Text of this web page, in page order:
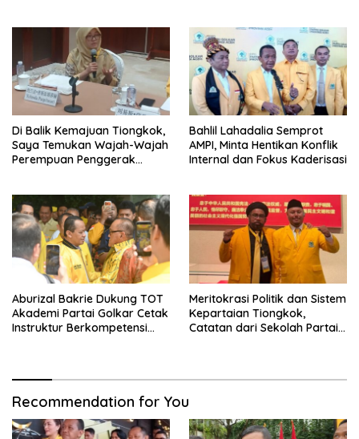
Di Balik Kemajuan Tiongkok,
Saya Temukan Wajah-Wajah
Perempuan Penggerak
Bahlil Lahadalia Semprot
AMPI, Minta Hentikan Konflik
Internal dan Fokus Kaderisasi
Aburizal Bakrie Dukung TOT
Akademi Partai Golkar Cetak
Instruktur Berkompetensi
Meritokrasi Politik dan Sistem
Kepartaian Tiongkok,
Catatan dari Sekolah Partai
Recommendation for You